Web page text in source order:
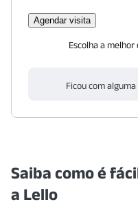
Agendar visita
Escolha a
Ficou com
Saiba como é
a Lello